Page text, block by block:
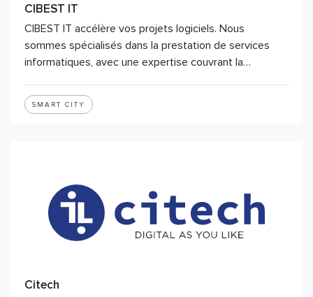
CIBEST IT
CIBEST IT accélère vos projets logiciels. Nous
sommes spécialisés dans la prestation de services
informatiques, avec une expertise couvrant la…
SMART CITY
Citech